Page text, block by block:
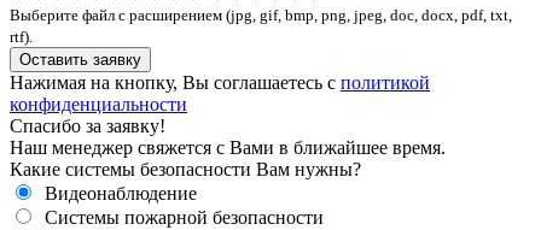
Выберите файл с расширением (jpg, gif, bmp, png, jpeg, doc, docx, pdf, txt,
rtf).
Оставить заявку
Нажимая на кнопку, Вы соглашаетесь с политикой
конфиденциальности
Спасибо за заявку!
Наш менеджер свяжется с Вами в ближайшее время.
Какие системы безопасности Вам нужны?
Видеонаблюдение
Системы пожарной безопасности